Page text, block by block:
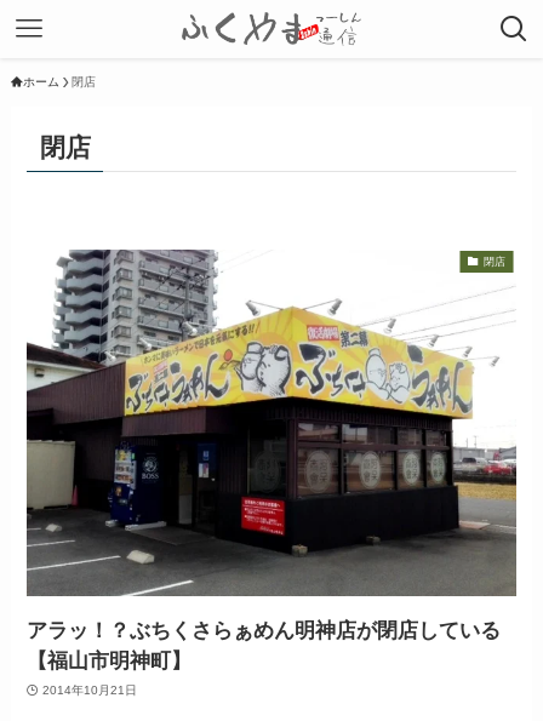
ホーム 閉店
閉店
閉店
アラッ！？ぶちくさらぁめん明神店が閉店している
【福山市明神町】
2014年10月21日